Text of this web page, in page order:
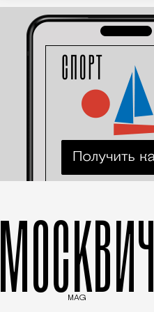
МОСКВИЧ
MAG